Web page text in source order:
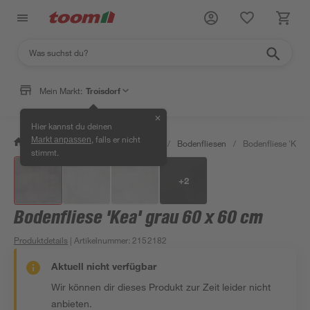
Mein Markt: Troisdorf
Hier kannst du deinen
Markt anpassen , falls er nicht
stimmt.
✕
/ Bauen & Renovieren / Fliesen / Bodenfliesen / Bodenfliese 'Kea'
+2
Bodenfliese 'Kea' grau 60 x 60 cm
Produktdetails | Artikelnummer: 2152182
Aktuell nicht verfügbar
Wir können dir dieses Produkt zur Zeit leider nicht
anbieten.